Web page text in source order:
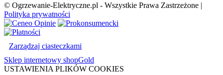
© Ogrzewanie-Elektryczne.pl - Wszystkie Prawa Zastrzeżone |
Polityka prywatności
Zarządzaj ciasteczkami
Sklep internetowy shopGold
USTAWIENIA PLIKÓW COOKIES